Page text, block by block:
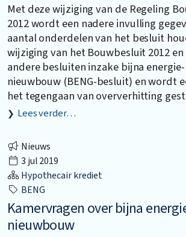
Met deze wijziging van de Regeling
2012 wordt een nadere invulling
aantal onderdelen van het besluit
wijziging van het Bouwbesluit 2012
andere besluiten inzake bijna
nieuwbouw (BENG-besluit) en wordt
het tegengaan van oververhitting
Lees verder…
Nieuws
3 jul 2019
Hypothecair krediet
BENG
Kamervragen over bijna
nieuwbouw